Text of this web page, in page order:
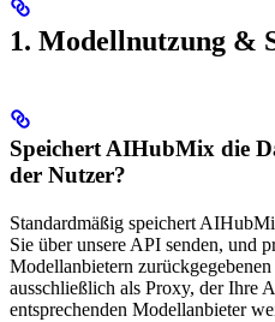
1. Modellnutzung &
Speichert AIHubMix die
der Nutzer?
Standardmäßig speichert
Sie über unsere API senden, und
Modellanbietern
ausschließlich als Proxy, der Ihre
entsprechenden Modellanbieter